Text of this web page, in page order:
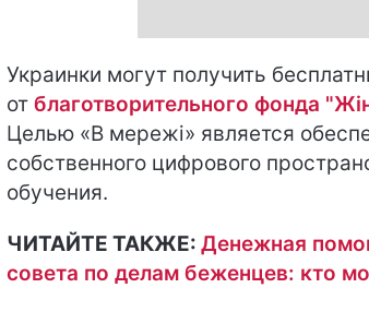
Украинки могут получить
от благотворительного фонда
Целью «В мережі» является
собственного цифрового
обучения.
ЧИТАЙТЕ ТАКЖЕ: Денежная
совета по делам беженцев: кто